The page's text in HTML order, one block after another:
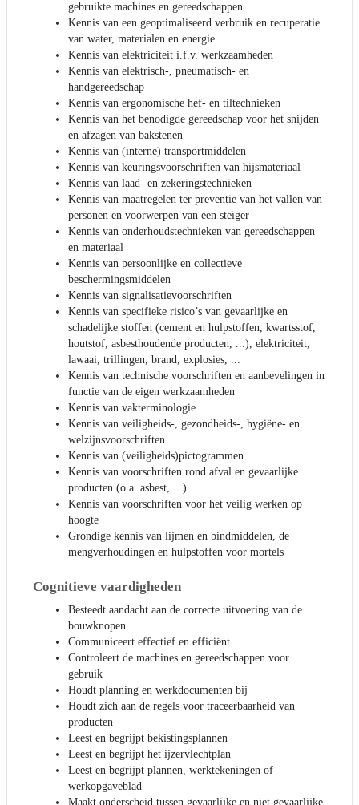
gebruikte machines en gereedschappen
Kennis van een geoptimaliseerd verbruik en recuperatie
van water, materialen en energie
Kennis van elektriciteit i.f.v. werkzaamheden
Kennis van elektrisch-, pneumatisch- en
handgereedschap
Kennis van ergonomische hef- en tiltechnieken
Kennis van het benodigde gereedschap voor het snijden
en afzagen van bakstenen
Kennis van (interne) transportmiddelen
Kennis van keuringsvoorschriften van hijsmateriaal
Kennis van laad- en zekeringstechnieken
Kennis van maatregelen ter preventie van het vallen van
personen en voorwerpen van een steiger
Kennis van onderhoudstechnieken van gereedschappen
en materiaal
Kennis van persoonlijke en collectieve
beschermingsmiddelen
Kennis van signalisatievoorschriften
Kennis van specifieke risico’s van gevaarlijke en
schadelijke stoffen (cement en hulpstoffen, kwartsstof,
houtstof, asbesthoudende producten, ...), elektriciteit,
lawaai, trillingen, brand, explosies, ...
Kennis van technische voorschriften en aanbevelingen in
functie van de eigen werkzaamheden
Kennis van vakterminologie
Kennis van veiligheids-, gezondheids-, hygiëne- en
welzijnsvoorschriften
Kennis van (veiligheids)pictogrammen
Kennis van voorschriften rond afval en gevaarlijke
producten (o.a. asbest, ...)
Kennis van voorschriften voor het veilig werken op
hoogte
Grondige kennis van lijmen en bindmiddelen, de
mengverhoudingen en hulpstoffen voor mortels
Cognitieve vaardigheden
Besteedt aandacht aan de correcte uitvoering van de
bouwknopen
Communiceert effectief en efficiënt
Controleert de machines en gereedschappen voor
gebruik
Houdt planning en werkdocumenten bij
Houdt zich aan de regels voor traceerbaarheid van
producten
Leest en begrijpt bekistingsplannen
Leest en begrijpt het ijzervlechtplan
Leest en begrijpt plannen, werktekeningen of
werkopgaveblad
Maakt onderscheid tussen gevaarlijke en niet gevaarlijke